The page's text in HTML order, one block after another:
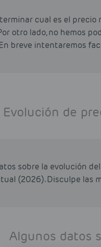
cual es el
otro lado, no hemos
breve intentaremos
Evolución de
sobre la evolución
(2026). Disculpe las
Algunos datos